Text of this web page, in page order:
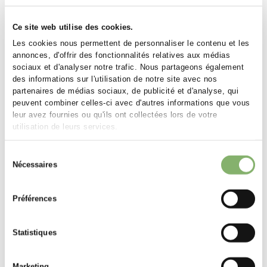
Ce site web utilise des cookies.
Les cookies nous permettent de personnaliser le contenu et les
annonces, d'offrir des fonctionnalités relatives aux médias
sociaux et d'analyser notre trafic. Nous partageons également
des informations sur l'utilisation de notre site avec nos
partenaires de médias sociaux, de publicité et d'analyse, qui
peuvent combiner celles-ci avec d'autres informations que vous
leur avez fournies ou qu'ils ont collectées lors de votre
utilisation de leurs services.
duNécessaires
Préférences
Statistiques
Succès de nos clients
BLACKROLL: Quand la santé va à la rencontre de l’action pour le
Nous faisons beaucoup de choses bien, mais nous ne
sommes pas parfaits. Et nous sommes d'accord pour
dire que nous pouvons œuvrer en faveur d'une
lutte climatique. La régénération durable se produit